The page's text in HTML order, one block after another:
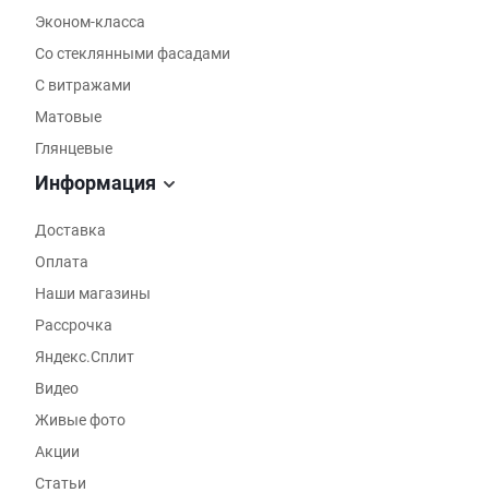
Эконом-класса
Со стеклянными фасадами
С витражами
Матовые
Глянцевые
Информация
Доставка
Оплата
Наши магазины
Рассрочка
Яндекс.Сплит
Видео
Живые фото
Акции
Статьи